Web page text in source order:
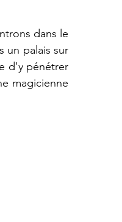
dans le
un palais sur
d'y pénétrer
magicienne